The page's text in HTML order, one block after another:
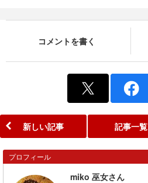
コメントを書く
新しい記事 記事一覧
プロフィール
miko 巫女さん